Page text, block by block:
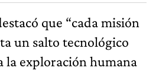
que “cada misión
un salto tecnológico
la exploración humana